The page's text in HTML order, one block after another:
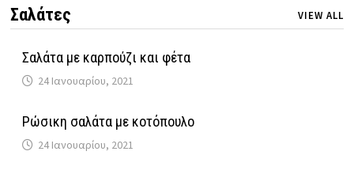
Σαλάτες VIEW ALL
Σαλάτα με καρπούζι και φέτα
24 Ιανουαρίου, 2021
Ρώσικη σαλάτα με κοτόπουλο
24 Ιανουαρίου, 2021